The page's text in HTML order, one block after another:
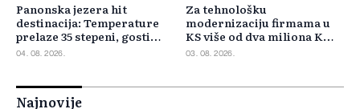
Panonska jezera hit
destinacija: Temperature
prelaze 35 stepeni, gosti
pristižu iz cijele regije
04. 08. 2026.
Za tehnološku
modernizaciju firmama u
KS više od dva miliona KM,
odbijeno 135 prijava
03. 08. 2026.
Najnovije